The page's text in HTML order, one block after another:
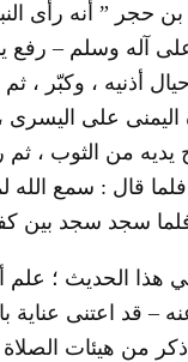
حجر ” أنه رأى
آله وسلم – رفع
أذنيه ، وكبّر ، ثم
على اليسرى ،
يديه من الثوب ، ثم
قال : سمع الله
سجد سجد بين
الحديث ؛ علم
– قد اعتنى عناية
ذكر من هيئات